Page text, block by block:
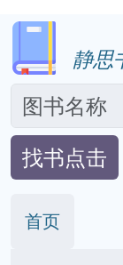
静思
找书点击
首页